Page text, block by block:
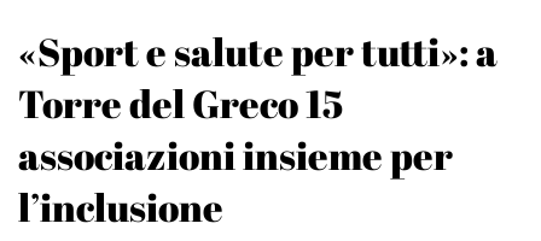
«Sport e salute per tutti»: a
Torre del Greco 15
associazioni insieme per
l’inclusione